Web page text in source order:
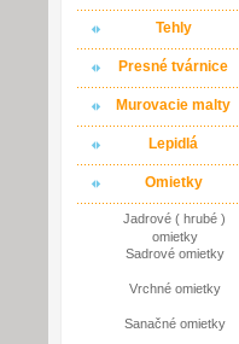
Tehly
Presné tvárnice
Murovacie malty
Lepidlá
Omietky
Jadrové ( hrubé )
omietky
Sadrové omietky
Vrchné omietky
Sanačné omietky